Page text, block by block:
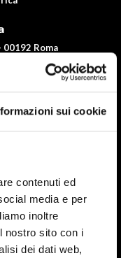
sui cookie
contenuti ed
media e per
inoltre
nostro sito con i
dei dati web,
00192 Roma